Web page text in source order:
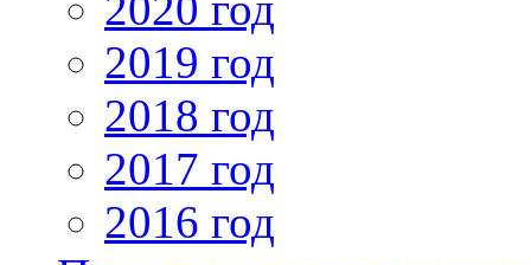
2019 год
2018 год
2017 год
2016 год